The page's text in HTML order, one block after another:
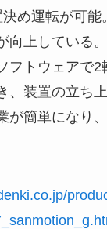
め運転が可能
向上している。
フトウェアで2
、装置の立ち
が簡単になり